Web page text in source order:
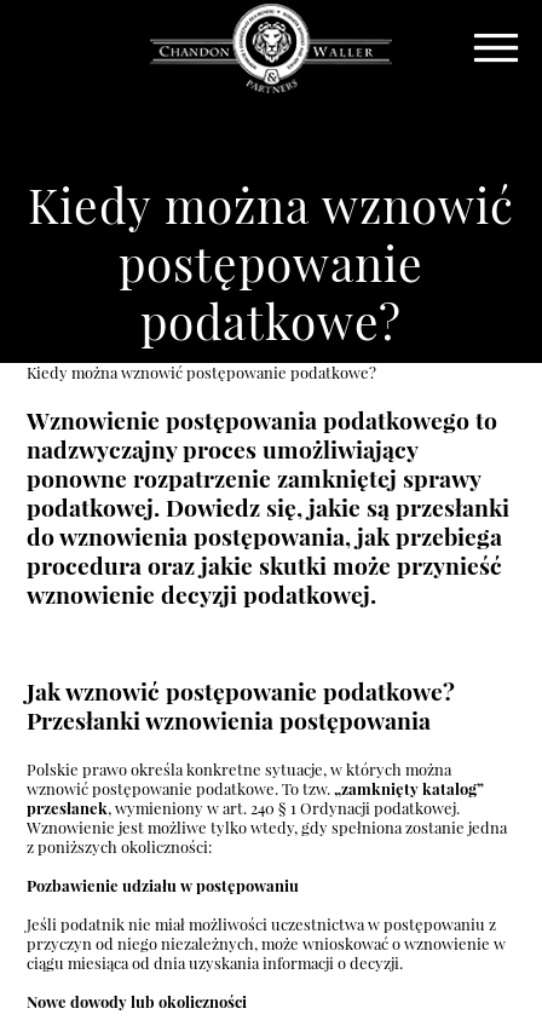
Kiedy można wznowić
postępowanie
podatkowe?
Kiedy można wznowić postępowanie podatkowe?
Wznowienie postępowania podatkowego to
nadzwyczajny proces umożliwiający
ponowne rozpatrzenie zamkniętej sprawy
podatkowej. Dowiedz się, jakie są przesłanki
do wznowienia postępowania, jak przebiega
procedura oraz jakie skutki może przynieść
wznowienie decyzji podatkowej.
Jak wznowić postępowanie podatkowe?
Przesłanki wznowienia postępowania
Polskie prawo określa konkretne sytuacje, w których można
wznowić postępowanie podatkowe. To tzw.„zamknięty katalog”
przesłanek, wymieniony w art. 240 § 1 Ordynacji podatkowej.
Wznowienie jest możliwe tylko wtedy, gdy spełniona zostanie jedna
z poniższych okoliczności:
Pozbawienie udziału w postępowaniu
Jeśli podatnik nie miał możliwości uczestnictwa w postępowaniu z
przyczyn od niego niezależnych, może wnioskować o wznowienie w
ciągu miesiąca od dnia uzyskania informacji o decyzji.
Nowe dowody lub okoliczności